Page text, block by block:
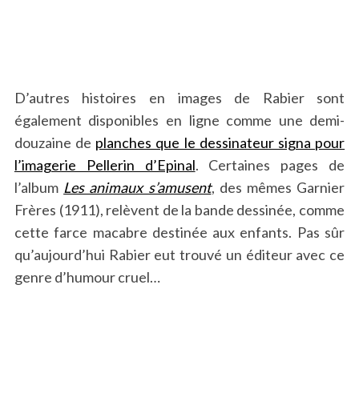
D’autres histoires en images de Rabier sont
également disponibles en ligne comme une demi-
douzaine de planches que le dessinateur signa pour
l’imagerie Pellerin d’Epinal. Certaines pages de
l’album Les animaux s’amusent, des mêmes Garnier
Frères (1911), relèvent de la bande dessinée, comme
cette farce macabre destinée aux enfants. Pas sûr
qu’aujourd’hui Rabier eut trouvé un éditeur avec ce
genre d’humour cruel…